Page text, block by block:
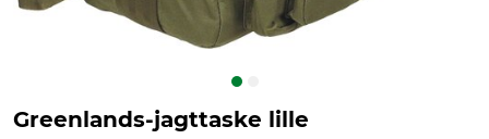
Greenlands-jagttaske lille